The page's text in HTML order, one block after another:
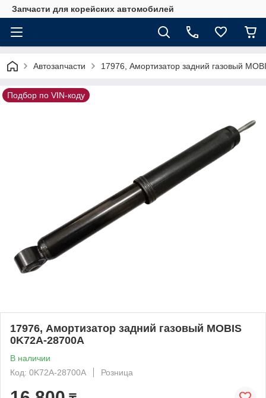
Запчасти для корейских автомобилей
Автозапчасти 17976, Амортизатор задний газовый
Подбор по VIN-коду
17976, Амортизатор задний газовый MOBIS
0K72A-28700A
В наличии
Код: 0K72A-28700A
Розница